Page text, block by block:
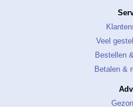
Veel
Bestellen
Betalen &